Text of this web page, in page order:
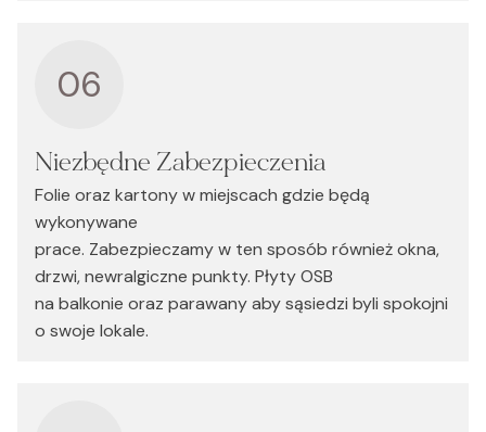
06
Niezbędne Zabezpieczenia
Folie oraz kartony w miejscach gdzie będą
wykonywane
prace. Zabezpieczamy w ten sposób również okna,
drzwi, newralgiczne punkty. Płyty OSB
na balkonie oraz parawany aby sąsiedzi byli spokojni
o swoje lokale.